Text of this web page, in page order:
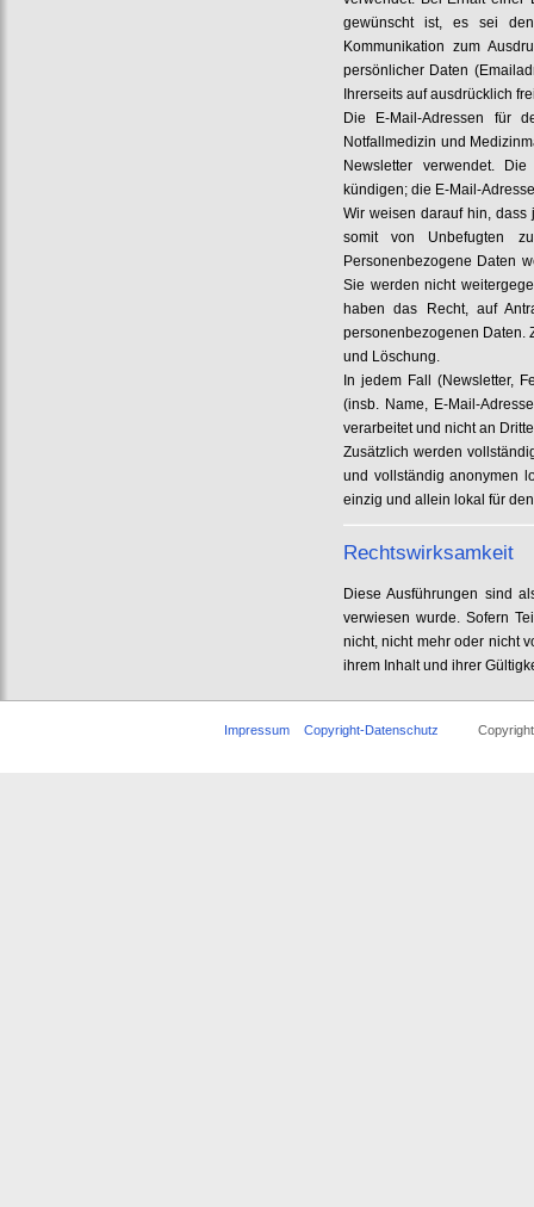
gewünscht ist, es sei
Kommunikation zum
persönlicher Daten
Ihrerseits auf ausdrücklich
Die E-Mail-Adressen für
Notfallmedizin und
Newsletter verwendet.
kündigen; die E-Mail-
Wir weisen darauf hin,
somit von Unbefugten
Personenbezogene Daten
Sie werden nicht
haben das Recht, auf
personenbezogenen Daten.
und Löschung.
In jedem Fall (Newsletter,
(insb. Name, E-Mail-
verarbeitet und nicht an
Zusätzlich werden
und vollständig anonymen
einzig und allein lokal für
Rechtswirksamkeit
Diese Ausführungen sind
verwiesen wurde. Sofern
nicht, nicht mehr oder nicht
ihrem Inhalt und ihrer
Impressum Copyright-Datenschutz Copyright ©